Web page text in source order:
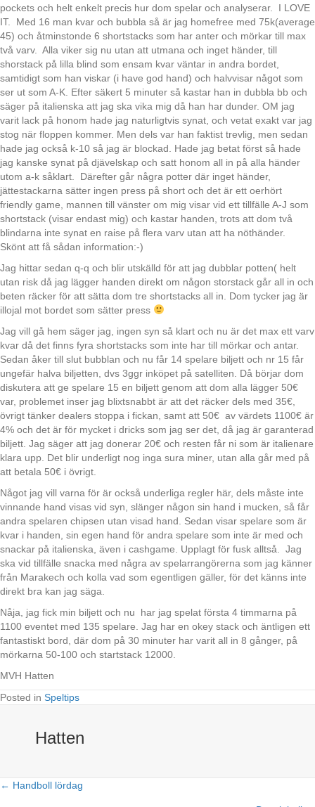
pockets och helt enkelt precis hur dom spelar och analyserar. I LOVE
IT. Med 16 man kvar och bubbla så är jag homefree med 75k(average
45) och åtminstonde 6 shortstacks som har anter och mörkar till max
två varv. Alla viker sig nu utan att utmana och inget händer, till
shorstack på lilla blind som ensam kvar väntar in andra bordet,
samtidigt som han viskar (i have god hand) och halvvisar något som
ser ut som A-K. Efter säkert 5 minuter så kastar han in dubbla bb och
säger på italienska att jag ska vika mig då han har dunder. OM jag
varit lack på honom hade jag naturligtvis synat, och vetat exakt var jag
stog när floppen kommer. Men dels var han faktist trevlig, men sedan
hade jag också k-10 så jag är blockad. Hade jag betat först så hade
jag kanske synat på djävelskap och satt honom all in på alla händer
utom a-k såklart. Därefter går några potter där inget händer,
jättestackarna sätter ingen press på short och det är ett oerhört
friendly game, mannen till vänster om mig visar vid ett tillfälle A-J som
shortstack (visar endast mig) och kastar handen, trots att dom två
blindarna inte synat en raise på flera varv utan att ha nöthänder.
Skönt att få sådan information:-)
Jag hittar sedan q-q och blir utskälld för att jag dubblar potten( helt
utan risk då jag lägger handen direkt om någon storstack går all in och
beten räcker för att sätta dom tre shortstacks all in. Dom tycker jag är
illojal mot bordet som sätter press
Jag vill gå hem säger jag, ingen syn så klart och nu är det max ett varv
kvar då det finns fyra shortstacks som inte har till mörkar och antar.
Sedan åker till slut bubblan och nu får 14 spelare biljett och nr 15 får
ungefär halva biljetten, dvs 3ggr inköpet på satelliten. Då börjar dom
diskutera att ge spelare 15 en biljett genom att dom alla lägger 50€
var, problemet inser jag blixtsnabbt är att det räcker dels med 35€,
övrigt tänker dealers stoppa i fickan, samt att 50€ av värdets 1100€ är
4% och det är för mycket i dricks som jag ser det, då jag är garanterad
biljett. Jag säger att jag donerar 20€ och resten får ni som är italienare
klara upp. Det blir underligt nog inga sura miner, utan alla går med på
att betala 50€ i övrigt.
Något jag vill varna för är också underliga regler här, dels måste inte
vinnande hand visas vid syn, slänger någon sin hand i mucken, så får
andra spelaren chipsen utan visad hand. Sedan visar spelare som är
kvar i handen, sin egen hand för andra spelare som inte är med och
snackar på italienska, även i cashgame. Upplagt för fusk alltså. Jag
ska vid tillfälle snacka med några av spelarrangörerna som jag känner
från Marakech och kolla vad som egentligen gäller, för det känns inte
direkt bra kan jag säga.
Nåja, jag fick min biljett och nu har jag spelat första 4 timmarna på
1100 eventet med 135 spelare. Jag har en okey stack och äntligen ett
fantastiskt bord, där dom på 30 minuter har varit all in 8 gånger, på
mörkarna 50-100 och startstack 12000.
MVH Hatten
Posted in Speltips
Hatten
Posts
← Handboll lördag